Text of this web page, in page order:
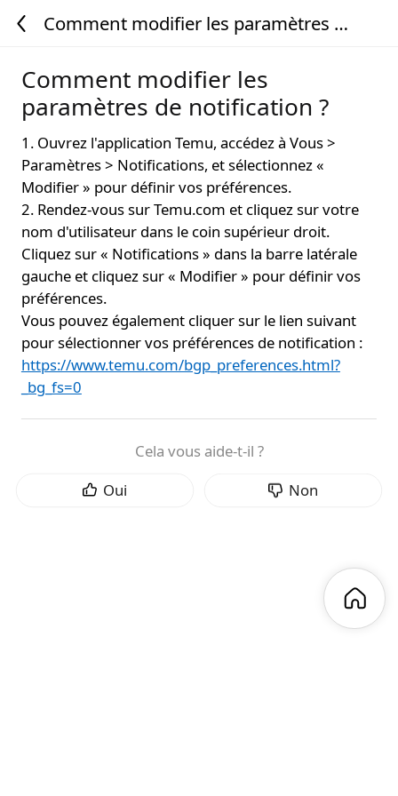
Comment modifier les paramètres de
Comment modifier les
paramètres de notification ?
1. Ouvrez l'application Temu, accédez à Vous >
Paramètres > Notifications, et sélectionnez «
Modifier » pour définir vos préférences.
2. Rendez-vous sur Temu.com et cliquez sur votre
nom d'utilisateur dans le coin supérieur droit.
Cliquez sur « Notifications » dans la barre latérale
gauche et cliquez sur « Modifier » pour définir vos
préférences.
Vous pouvez également cliquer sur le lien suivant
pour sélectionner vos préférences de notification :
https://www.temu.com/bgp_preferences.html?
_bg_fs=0
Cela vous aide-t-il ?
Oui
Non